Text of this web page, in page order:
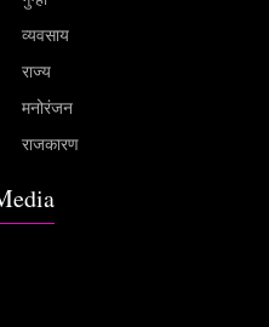
व्यवसाय
राज्य
मनोरंजन
राजकारण